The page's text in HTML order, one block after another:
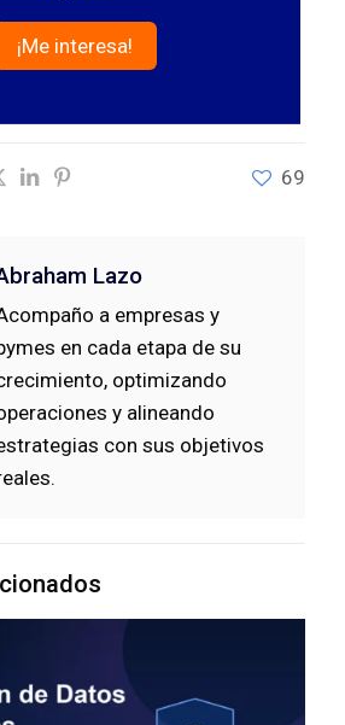
¡Me interesa!
69
Lazo
a empresas y
en cada etapa de su
optimizando
y alineando
con sus objetivos